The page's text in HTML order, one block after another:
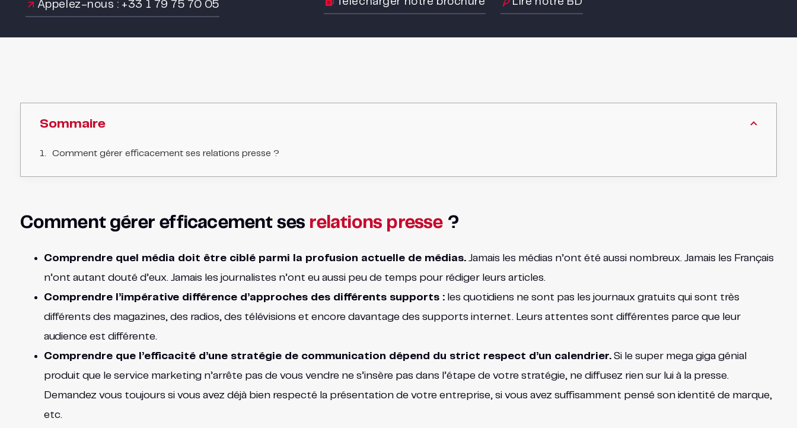
Appelez-nous : +33 1 79 75 70 05
Sommaire
Comment gérer efficacement ses relations presse ?
Comment gérer efficacement ses relations presse?
Comprendre quel média doit être ciblé parmi la profusion actuelle de médias.Jamais les médias n’ont été aussi nombreux. Jamais les Français
n’ont autant douté d’eux. Jamais les journalistes n’ont eu aussi peu de temps pour rédiger leurs articles.
Comprendre l’impérative différence d’approches des différents supports :les quotidiens ne sont pas les journaux gratuits qui sont très
différents des magazines, des radios, des télévisions et encore davantage des supports internet. Leurs attentes sont différentes parce que leur
audience est différente.
Comprendre que l’efficacité d’une stratégie de communication dépend du strict respect d’un calendrier.Si le super mega giga génial
produit que le service marketing n’arrête pas de vous vendre ne s’insère pas dans l’étape de votre stratégie, ne diffusez rien sur lui à la presse.
Demandez vous toujours si vous avez déjà bien respecté la présentation de votre entreprise, si vous avez suffisamment pensé son identité de marque,
etc.